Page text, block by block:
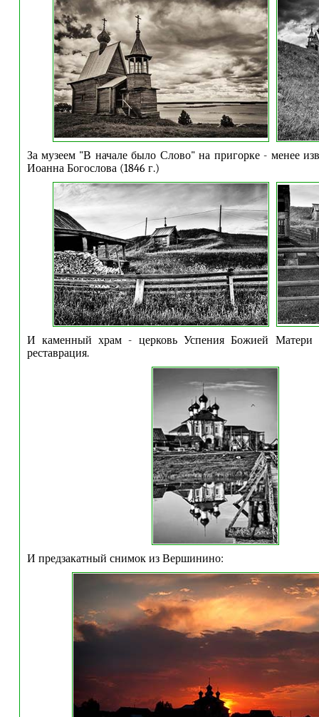
За музеем "В начале было Слово" на пригорке - менее
Иоанна Богослова (1846 г.)
И каменный храм - церковь Успения Божией Матери
реставрация.
И предзакатный снимок из Вершинино: